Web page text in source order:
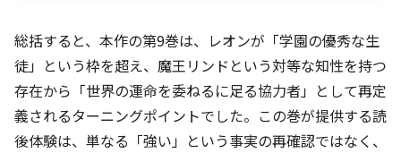
総括すると、本作の第9巻は、レオンが「学園の優秀な生
徒」という枠を超え、魔王リンドという対等な知性を持つ
存在から「世界の運命を委ねるに足る協力者」として再定
義されるターニングポイントでした。この巻が提供する読
後体験は、単なる「強い」という事実の再確認ではなく、